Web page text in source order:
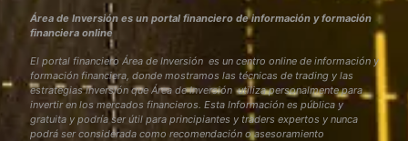
Área de Inversión es un portal financiero de información y formación
financiera online
El portal financiero Área de Inversión es un centro online de información y
formación financiera, donde mostramos las técnicas de trading y las
estrategias inversión que Área de Inversión utiliza personalmente para
invertir en los mercados financieros. Esta Información es pública y
gratuita y podría ser útil para principiantes y traders expertos y nunca
podrá ser considerada como recomendación o asesoramiento